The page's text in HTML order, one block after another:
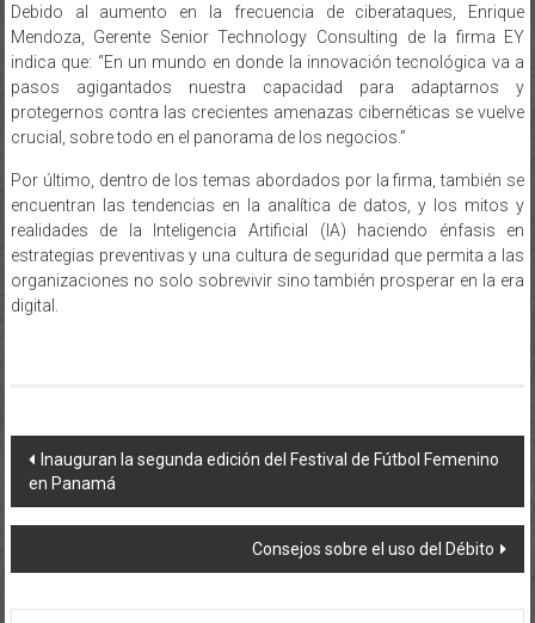
Debido al aumento en la frecuencia de ciberataques, Enrique
Mendoza, Gerente Senior Technology Consulting de la firma EY
indica que: “En un mundo en donde la innovación tecnológica va a
pasos agigantados nuestra capacidad para adaptarnos y
protegernos contra las crecientes amenazas cibernéticas se vuelve
crucial, sobre todo en el panorama de los negocios.”
Por último, dentro de los temas abordados por la firma, también se
encuentran las tendencias en la analítica de datos, y los mitos y
realidades de la Inteligencia Artificial (IA) haciendo énfasis en
estrategias preventivas y una cultura de seguridad que permita a las
organizaciones no solo sobrevivir sino también prosperar en la era
digital.
Navegación
de
Inauguran la segunda edición del Festival de Fútbol Femenino
en Panamá
Consejos sobre el uso del Débito